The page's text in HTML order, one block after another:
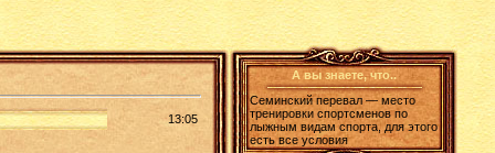
13:05
А вы знаете, что..
Семинский перевал — место
тренировки спортсменов по
лыжным видам спорта, для этого
есть все условия